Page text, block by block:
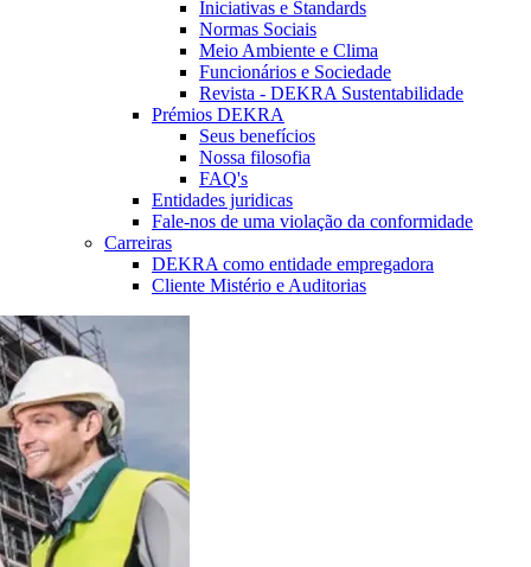
Iniciativas e Standards
Normas Sociais
Meio Ambiente e Clima
Funcionários e Sociedade
Revista - DEKRA Sustentabilidade
Prémios DEKRA
Seus benefícios
Nossa filosofia
FAQ's
Entidades juridicas
Fale-nos de uma violação da conformidade
Carreiras
DEKRA como entidade empregadora
Cliente Mistério e Auditorias